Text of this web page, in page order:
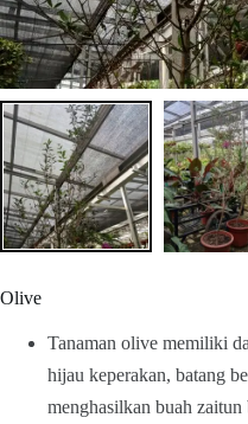
Olive
Tanaman olive memiliki
hijau keperakan, batang
menghasilkan buah